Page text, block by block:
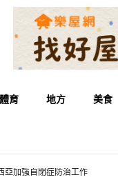
體育 地方 美食
亞加強自閉症防治工作